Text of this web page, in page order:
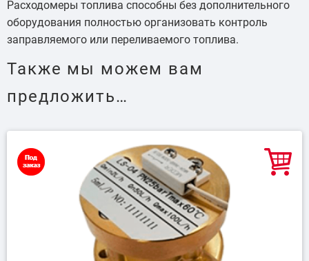
Расходомеры топлива способны без дополнительного
оборудования полностью организовать контроль
заправляемого или переливаемого топлива.
Также мы можем вам
предложить…